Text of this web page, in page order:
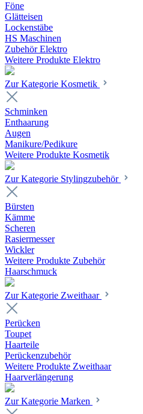
Föne
Glätteisen
Lockenstäbe
HS Maschinen
Zubehör Elektro
Weitere Produkte Elektro
Zur Kategorie Kosmetik
Schminken
Enthaarung
Augen
Manikure/Pedikure
Weitere Produkte Kosmetik
Zur Kategorie Stylingzubehör
Bürsten
Kämme
Scheren
Rasiermesser
Wickler
Weitere Produkte Zubehör
Haarschmuck
Zur Kategorie Zweithaar
Perücken
Toupet
Haarteile
Perückenzubehör
Weitere Produkte Zweithaar
Haarverlängerung
Zur Kategorie Marken